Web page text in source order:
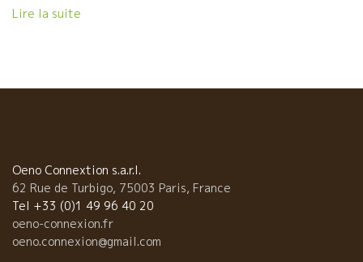
クローBenoit COULAULTのシュナンが好きだった。 数学の先生と
ィリップの心の深いところにエモーションが響いてくるのだっ
た。 フィリップ人生を変えたかった。 2009年にはブノワの援助
でワイン造りを開始。先生をやりながら２年間はブルターニュ地
方とアンジェを往復しながらの生活をして、2011年にはアンジェ
に完全に移り住んで、ワイン造りに専念。 アンジュ地区の若手醸
Lire la suite
Oeno Connextion s.a.r.l.
62 Rue de Turbigo, 75003 Paris, France
Tel +33 (0)1 49 96 40 20
oeno-connexion.fr
oeno.connexion@gmail.com